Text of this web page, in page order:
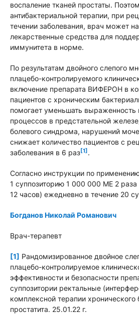
воспаление тканей простаты.
антибактериальной терапии, при
течении заболевания, врач может
лекарственные средства для
иммунитета в норме.
По результатам двойного слепого
плацебо-контролируемого
включение препарата ВИФЕРОН в
пациентов с хроническим
помогает уменьшать выраженность
процессов в предстательной
болевого синдрома, нарушений
снижает количество пациентов с
заболевания в 6 раз[1] .
Согласно инструкции по
1 суппозиторию 1 000 000 МЕ 2
12 часов) ежедневно в течение 20
Богданов Николай Романович
Врач-терапевт
[1] Рандомизированное двойное
плацебо-контролируемое
эффективности и безопасности
суппозитории ректальные
комплексной терапии хронического
простатита. 25.01.22 г.